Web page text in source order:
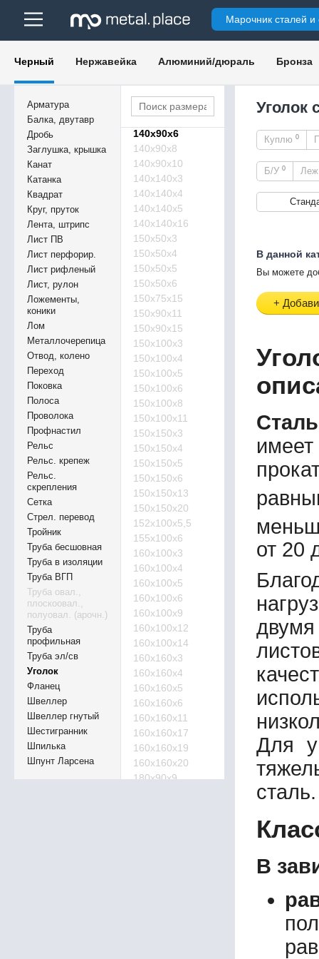
Марочник сталей и
Черный Нержавейка Алюминий/дюраль Бронза
Арматура
Балка, двутавр
Дробь
Заглушка, крышка
Канат
Катанка
Квадрат
Круг, пруток
Лента, штрипс
Лист ПВ
Лист перфорир.
Лист рифленый
Лист, рулон
Ложементы,
коники
Лом
Металлочерепица
Отвод, колено
Переход
Поковка
Полоса
Проволока
Профнастил
Рельс
Рельс. крепеж
Рельс.
скрепления
Сетка
Стрел. перевод
Тройник
Труба бесшовная
Труба в изоляции
Труба ВГП
Труба овал.,
плоскоовал.,
полуовал. (арочн.)
Труба
профильная
Труба эл/св
Уголок
Фланец
Швеллер
Швеллер гнутый
Шестигранник
Шпилька
Шпунт Ларсена
130х130х11
130х130х13
130х130х15
130х130х16
140х90х3
140х90х4
140х90х5
140х90х6
140х90х8
140х90х10
140х140х3
140х140х4
140х140х5
140х140х16
150х50х3
150х50х4
150х50х5
150х50х6
150х75х15
150х90х11
150х90х15
150х100х3
150х100х4
150х100х5
150х100х6
150х100х8
150х100х11
150х150х3
150х150х4
150х150х5
150х150х6
150х150х13
150х150х20
152х100х5,5
155х100х6
160х100х3
160х100х4
160х100х5
160х100х6
160х100х9
160х100х12
160х100х14
160х160х3
160х160х4
160х160х5
160х160х6
160х160х11
160х160х17
160х160х19
160х160х20
180х90х9
Уголок
Куплю 0
Б/У 0
В данной
Вы можете
+
от 20
Для
В